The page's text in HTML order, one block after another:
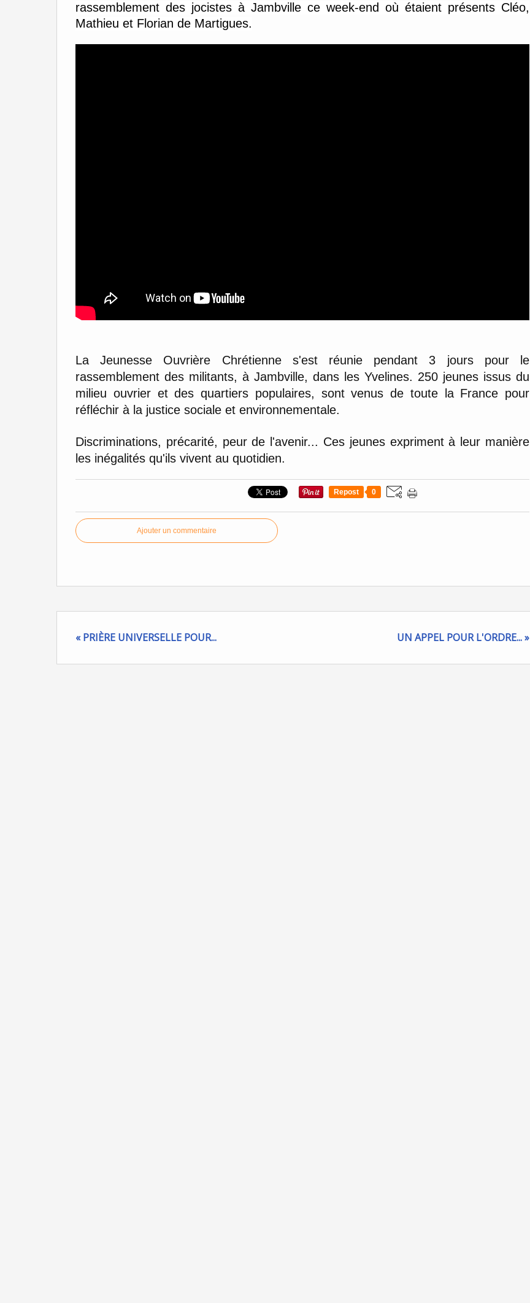
rassemblement des jocistes à Jambville ce week-end où étaient présents Cléo,
Mathieu et Florian de Martigues.
La Jeunesse Ouvrière Chrétienne s'est réunie pendant 3 jours pour le
rassemblement des militants, à Jambville, dans les Yvelines. 250 jeunes issus du
milieu ouvrier et des quartiers populaires, sont venus de toute la France pour
réfléchir à la justice sociale et environnementale.
Discriminations, précarité, peur de l'avenir... Ces jeunes expriment à leur manière
les inégalités qu'ils vivent au quotidien.
Repost 0
Ajouter un commentaire
« PRIÈRE UNIVERSELLE POUR... UN APPEL POUR L'ORDRE... »